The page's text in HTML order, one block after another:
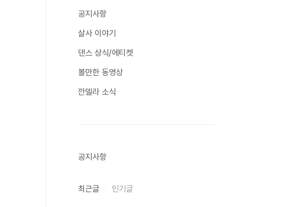
공지사항
살사 이야기
댄스 상식/에티켓
볼만한 동영상
깐델라 소식
공지사항
최근글 인기글